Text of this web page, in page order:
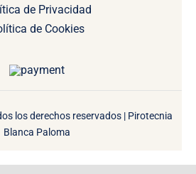
de Privacidad
de Cookies
los derechos reservados | Pirotecnia
Blanca Paloma